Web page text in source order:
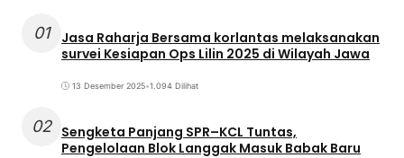
01
Jasa Raharja Bersama korlantas melaksanakan
survei Kesiapan Ops Lilin 2025 di Wilayah Jawa
13 Desember 2025•1.094 Dilihat
02 Sengketa Panjang SPR–KCL Tuntas,
Pengelolaan Blok Langgak Masuk Babak Baru